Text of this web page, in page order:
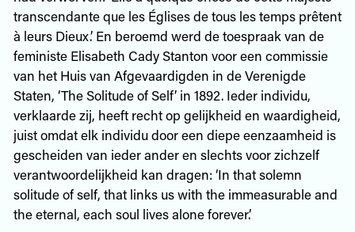
transcendante que les Églises de tous les temps prêtent
à leurs Dieux.’ En beroemd werd de toespraak van de
feministe Elisabeth Cady Stanton voor een commissie
van het Huis van Afgevaardigden in de Verenigde
Staten, ‘The Solitude of Self’ in 1892. Ieder individu,
verklaarde zij, heeft recht op gelijkheid en waardigheid,
juist omdat elk individu door een diepe eenzaamheid is
gescheiden van ieder ander en slechts voor zichzelf
verantwoordelijkheid kan dragen: ‘In that solemn
solitude of self, that links us with the immeasurable and
the eternal, each soul lives alone forever.’